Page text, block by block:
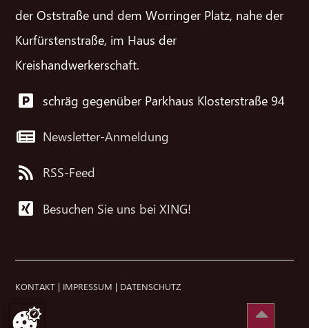
der Oststraße und dem Worringer Platz, nahe der
Kurfürstenstraße, im Haus der
Kreishandwerkerschaft.
schräg gegenüber Parkhaus Klosterstraße 94
Newsletter-Anmeldung
RSS-Feed
Besuchen Sie uns bei XING!
KONTAKT | IMPRESSUM | DATENSCHUTZ